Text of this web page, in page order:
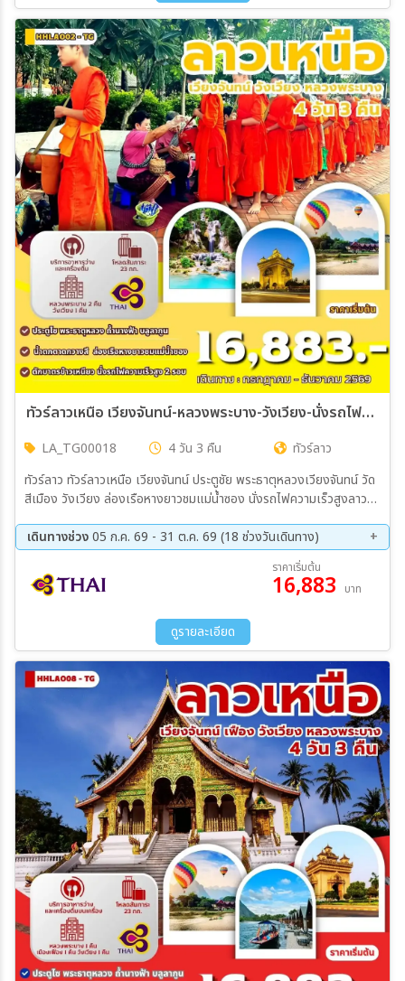
19 พ.ย. 69 - 24 พ.ย. 69
26 พ.ย. 69 - 01 ธ.ค. 69
03 ธ.ค. 69 - 08 ธ.ค. 69
10 ธ.ค. 69 - 15 ธ.ค. 69
17 ธ.ค. 69 - 22 ธ.ค. 69
24 ธ.ค. 69 - 29 ธ.ค. 69
ทัวร์ลาวเหนือ เวียงจันทน์-หลวงพระบาง-วังเวียง-นั่งรถไฟด่วนลาว-จีน 4วัน 3คืน (TG)
LA_TG00018 4 วัน 3 คืน
ทัวร์ลาว
ทัวร์ลาว ทัวร์ลาวเหนือ เวียงจันทน์ ประตูชัย พระธาตุหลวงเวียงจันทน์ วัด
สีเมือง วังเวียง ล่องเรือหางยาวชมแม่น้ำซอง นั่งรถไฟความเร็วสูงลาว-
น้ำตกตาดกวางสี พระราชวังเก่าหลวงพระบาง พักหลวงพระบาง2คืน พัก
วังเวียง1คืน
เดินทางช่วง05 ก.ค. 69 - 31 ต.ค. 69 (18 ช่วงวันเดินทาง)
19 ส.ค. 69 - 22 ส.ค. 69
26 ส.ค. 69 - 29 ส.ค. 69
01 ก.ย. 69 - 04 ก.ย. 69
09 ก.ย. 69 - 12 ก.ย. 69
21 ก.ย. 69 - 24 ก.ย. 69
04 ต.ค. 69 - 07 ต.ค. 69
21 ต.ค. 69 - 24 ต.ค. 69
28 ต.ค. 69 - 31 ต.ค. 69
04 พ.ย. 69 - 07 พ.ย. 69
15 พ.ย. 69 - 18 พ.ย. 69
25 พ.ย. 69 - 28 พ.ย. 69
02 ธ.ค. 69 - 05 ธ.ค. 69
09 ธ.ค. 69 - 12 ธ.ค. 69
14 ธ.ค. 69 - 17 ธ.ค. 69
23 ธ.ค. 69 - 26 ธ.ค. 69
ราคาเริ่มต้น
16,883 บาท
ดูรายละเอียด